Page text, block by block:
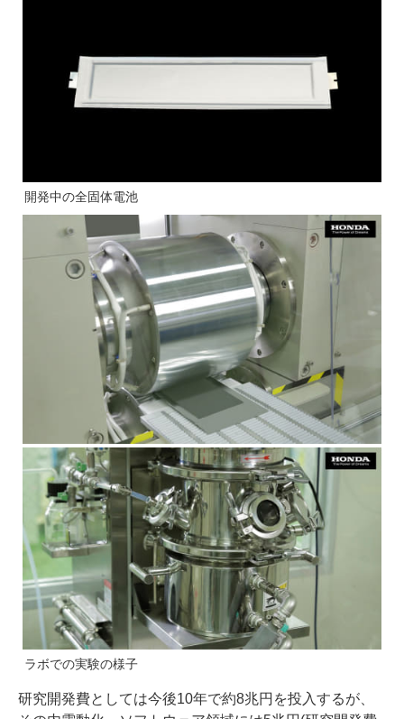
開発中の全固体電池
ラボでの実験の様子
研究開発費としては今後10年で約8兆円を投入するが、